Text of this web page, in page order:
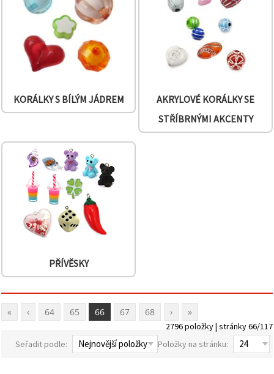
KORÁLKY S BÍLÝM JÁDREM
AKRYLOVÉ KORÁLKY SE
STŘÍBRNÝMI AKCENTY
PŘÍVĚSKY
« ‹ 64 65 66 67 68 › »
2796 položky | stránky 66/117
Seřadit podle:
Položky na stránku: